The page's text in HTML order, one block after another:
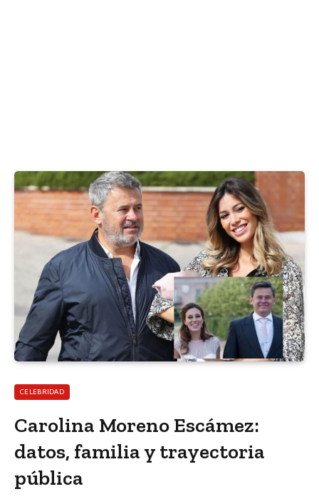
CELEBRIDAD
Carolina Moreno Escámez:
datos, familia y trayectoria
pública